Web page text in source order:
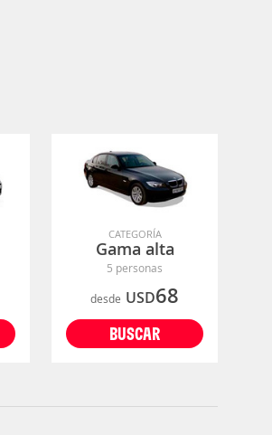
CATEGORÍA
Gama alta
5 personas
desde USD68
BUSCAR